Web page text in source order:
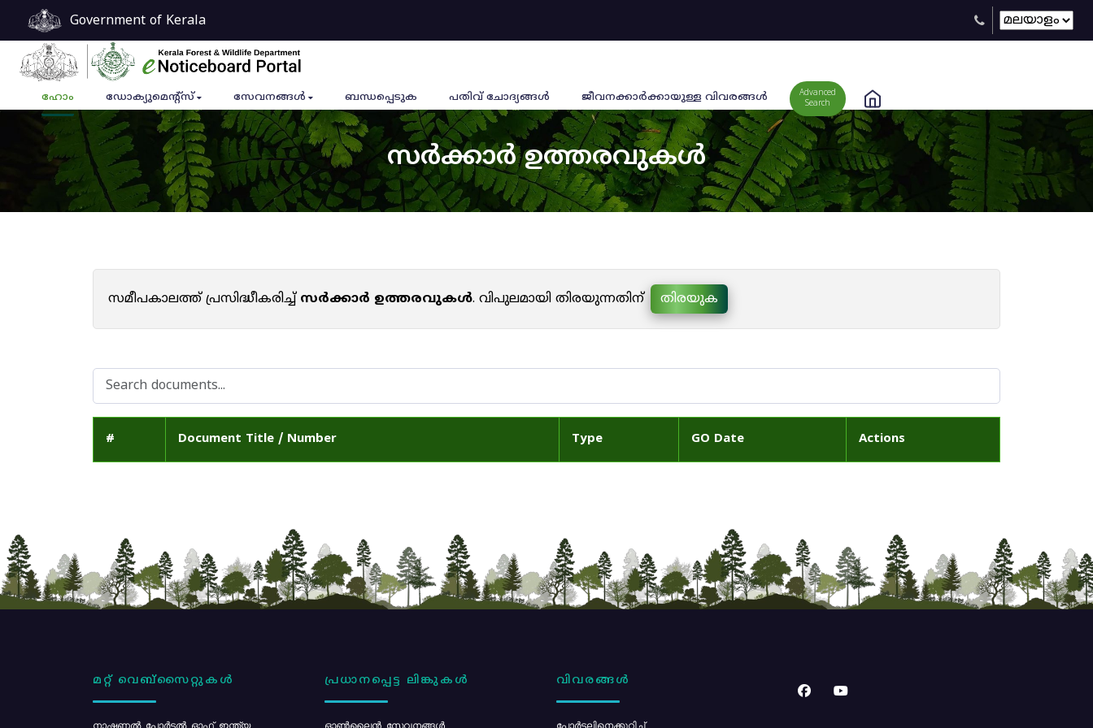
Government of Kerala
ഹോം ഡോക്യുമെൻ്റ്സ് സേവനങ്ങൾ ബന്ധപ്പെടുക പതിവ് ചോദ്യങ്ങൾ ജീവനക്കാര്‍ക്കായുള്ള വിവരങ്ങള്‍
Advanced
Search
സർക്കാർ ഉത്തരവുകൾ
സമീപകാലത്ത് പ്രസിദ്ധീകരിച്ച്സർക്കാർ ഉത്തരവുകൾ. വിപുലമായി തിരയുന്നതിന് തിരയുക
# Document Title / Number Type GO Date Actions
മറ്റ് വെബ്സൈറ്റുകൾ
നാഷണൽ പോർട്ടൽ ഓഫ് ഇന്ത്യ
പ്രധാനപ്പെട്ട ലിങ്കുകൾ
ഓൺലൈൻ സേവനങ്ങൾ
വിവരങ്ങൾ
പോര്‍ട്ടലിനെക്കുറിച്ച്